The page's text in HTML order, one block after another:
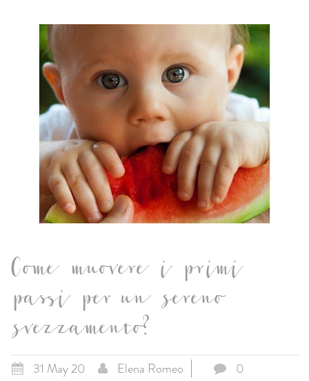
Come muovere i primi
passi per un sereno
svezzamento?
31 May 20 Elena Romeo
0